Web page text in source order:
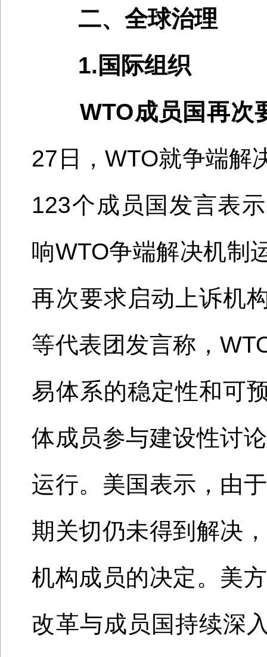
二、全球治理
1.国际组织
WTO成员国再次
27日，WTO就争端解
123个成员国发言表
响WTO争端解决机制
再次要求启动上诉机
等代表团发言称，
易体系的稳定性和可
体成员参与建设性讨
运行。美国表示，由
期关切仍未得到解决
机构成员的决定。美
改革与成员国持续深